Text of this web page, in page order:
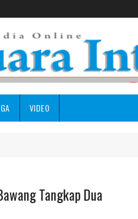
VIDEO
Tangkap Dua